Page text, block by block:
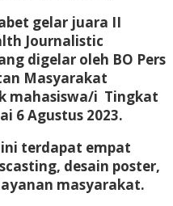
gelar juara II
Journalistic
digelar oleh BO Pers
Masyarakat
mahasiswa/i Tingkat
6 Agustus 2023.
terdapat empat
desain poster,
masyarakat.